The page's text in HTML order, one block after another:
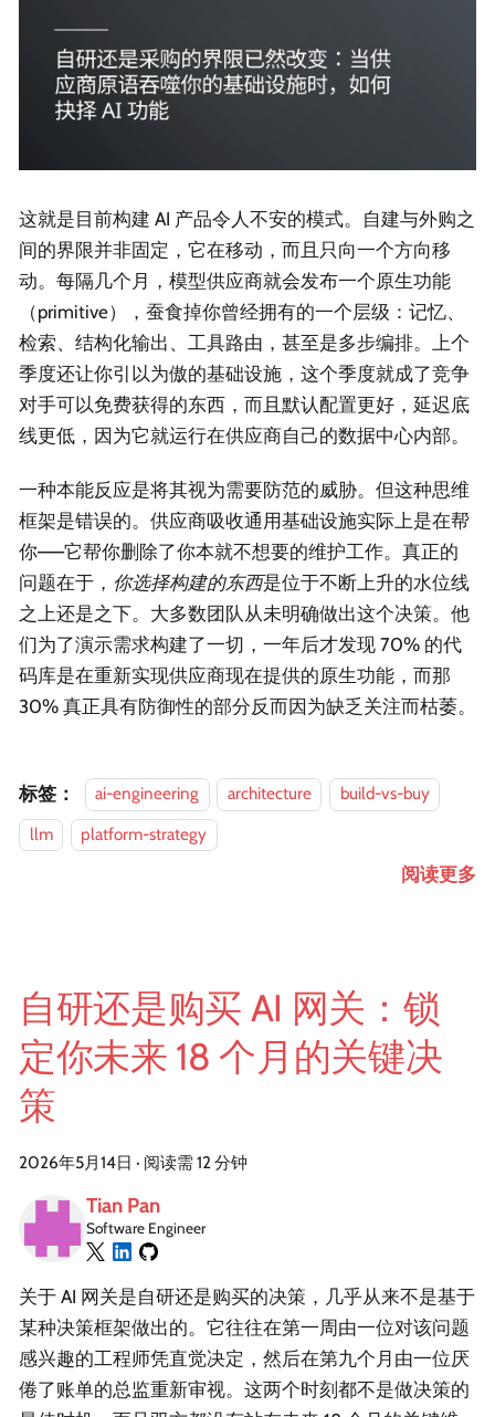
这就是目前构建 AI 产品令人不安的模式。自建与外购之
间的界限并非固定，它在移动，而且只向一个方向移
动。每隔几个月，模型供应商就会发布一个原生功能
（primitive），蚕食掉你曾经拥有的一个层级：记忆、
检索、结构化输出、工具路由，甚至是多步编排。上个
季度还让你引以为傲的基础设施，这个季度就成了竞争
对手可以免费获得的东西，而且默认配置更好，延迟底
线更低，因为它就运行在供应商自己的数据中心内部。
一种本能反应是将其视为需要防范的威胁。但这种思维
框架是错误的。供应商吸收通用基础设施实际上是在帮
你——它帮你删除了你本就不想要的维护工作。真正的
问题在于， 你选择构建的东西是位于不断上升的水位线
之上还是之下。大多数团队从未明确做出这个决策。他
们为了演示需求构建了一切，一年后才发现 70% 的代
码库是在重新实现供应商现在提供的原生功能，而那
30% 真正具有防御性的部分反而因为缺乏关注而枯萎。
标签： ai-engineering architecture
build-vs-buy
llm
platform-strategy
阅读更多
自研还是购买 AI 网关：锁
定你未来 18 个月的关键决
策
2026年5月14日 · 阅读需 12 分钟
Tian Pan
Software Engineer
关于 AI 网关是自研还是购买的决策，几乎从来不是基于
某种决策框架做出的。它往往在第一周由一位对该问题
感兴趣的工程师凭直觉决定，然后在第九个月由一位厌
倦了账单的总监重新审视。这两个时刻都不是做决策的